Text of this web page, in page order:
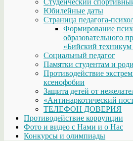
Студенческий
Юбилейные даты
Страница педагога-
Формирование
образовательного
«Бийский техникум
Социальный педагог
Памятки студентам и
Противодействие
ксенофобии
Защита детей от
«Антинаркотический
ТЕЛЕФОН ДОВЕРИЯ
Противодействие коррупции
Фото и видео с Нами и о Нас
Конкурсы и олимпиады